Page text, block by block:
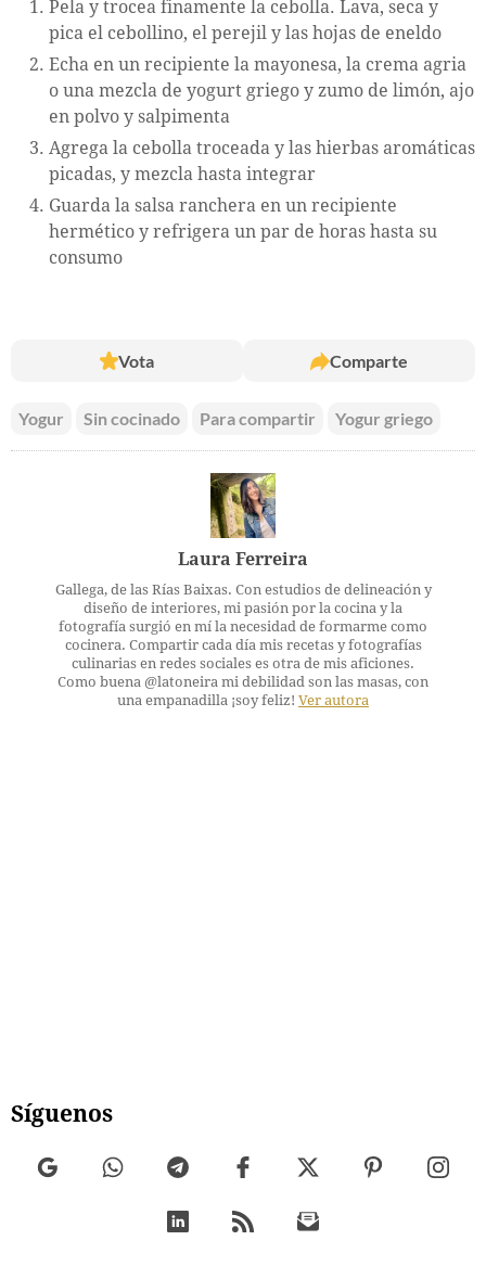
Pela y trocea finamente la cebolla. Lava, seca y
pica el cebollino, el perejil y las hojas de eneldo
Echa en un recipiente la mayonesa, la crema agria
o una mezcla de yogurt griego y zumo de limón, ajo
en polvo y salpimenta
Agrega la cebolla troceada y las hierbas aromáticas
picadas, y mezcla hasta integrar
Guarda la salsa ranchera en un recipiente
hermético y refrigera un par de horas hasta su
consumo
Vota Comparte
Yogur Sin cocinado Para compartir Yogur griego
Laura Ferreira
Gallega, de las Rías Baixas. Con estudios de delineación y
diseño de interiores, mi pasión por la cocina y la
fotografía surgió en mí la necesidad de formarme como
cocinera. Compartir cada día mis recetas y fotografías
culinarias en redes sociales es otra de mis aficiones.
Como buena @latoneira mi debilidad son las masas, con
una empanadilla ¡soy feliz! Ver autora
Síguenos